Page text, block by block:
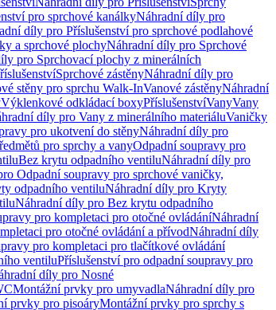
pro sprchové kanálkyNáhradní díly pro
díly pro Příslušenství pro sprchové podlahové
a sprchové plochyNáhradní díly pro Sprchové
pro Sprchovací plochy z minerálních
Sprchové zástěnyNáhradní díly pro
stěny pro sprchu Walk-InVanové zástěnyNáhradní
Výklenkové odkládací boxyPříslušenstvíVanyVany
díly pro Vany z minerálního materiáluVaničky
pro ukotvení do stěnyNáhradní díly pro
pro sprchy a vanyOdpadní soupravy pro
Bez krytu odpadního ventiluNáhradní díly pro
Odpadní soupravy pro sprchové vaničky,
odpadního ventiluNáhradní díly pro Kryty
Náhradní díly pro Bez krytu odpadního
pro kompletaci pro otočné ovládáníNáhradní
pro otočné ovládání a přívodNáhradní díly
pro kompletaci pro tlačítkové ovládání
ventiluPříslušenství pro odpadní soupravy pro
díly pro Nosné
Montážní prvky pro umyvadlaNáhradní díly pro
prvky pro pisoáryMontážní prvky pro sprchy s